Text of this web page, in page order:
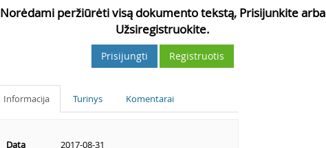
Norėdami peržiūrėti visą dokumento tekstą, Prisijunkite arba
Užsiregistruokite.
Prisijungti Registruotis
Informacija Turinys Komentarai
Data
2017-08-31